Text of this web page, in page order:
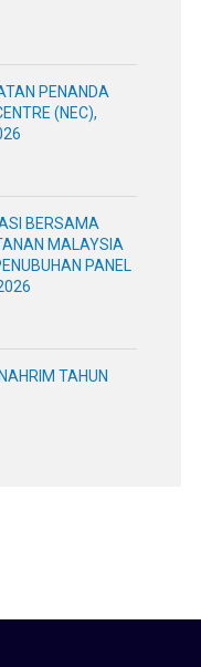
PENANDA
(NEC),
BERSAMA
MALAYSIA
PANEL
TAHUN